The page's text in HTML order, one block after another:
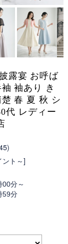
露宴 お呼ば
袖あり き
春 夏 秋 シ
代 レディー
ント～]
分～
59分